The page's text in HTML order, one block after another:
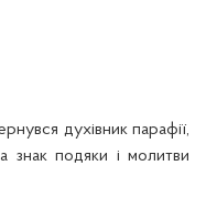
духівник парафії,
знак подяки і молитви